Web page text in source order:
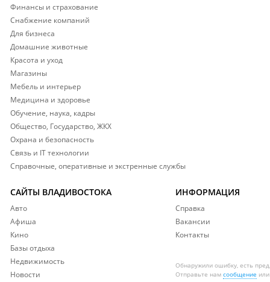
Финансы и страхование
Снабжение компаний
Для бизнеса
Домашние животные
Красота и уход
Магазины
Мебель и интерьер
Медицина и здоровье
Обучение, наука, кадры
Общество, Государство, ЖКХ
Охрана и безопасность
Связь и IT технологии
Справочные, оперативные и экстренные службы
САЙТЫ ВЛАДИВОСТОКА
Авто
Афиша
Кино
Базы отдыха
Недвижимость
Новости
ИНФОРМАЦИЯ
Справка
Вакансии
Контакты
Обнаружили ошибку, есть
Отправьте нам сообщение